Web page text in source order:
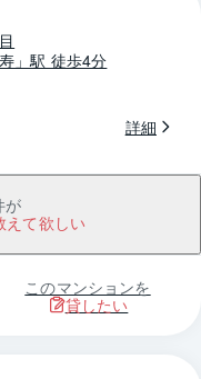
」駅 徒歩4分
詳細
が
えて欲しい
このマンションを
貸したい